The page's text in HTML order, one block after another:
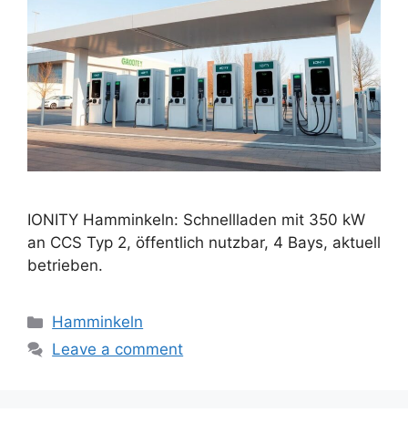
IONITY Hamminkeln: Schnellladen mit 350 kW
an CCS Typ 2, öffentlich nutzbar, 4 Bays, aktuell
betrieben.
Categories
Hamminkeln
Leave a comment